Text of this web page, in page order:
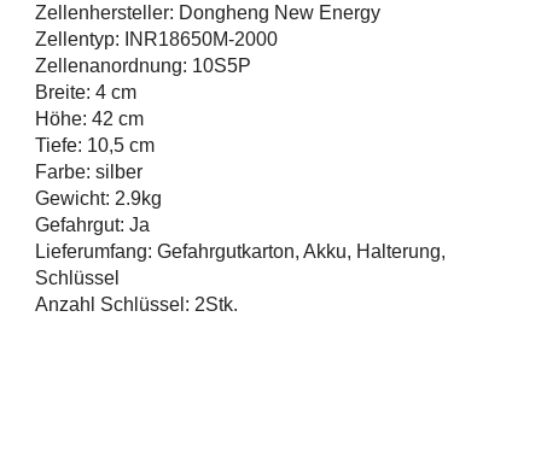
Zellenhersteller: Dongheng New Energy
Zellentyp: INR18650M-2000
Zellenanordnung: 10S5P
Breite: 4 cm
Höhe: 42 cm
Tiefe: 10,5 cm
Farbe: silber
Gewicht: 2.9kg
Gefahrgut: Ja
Lieferumfang: Gefahrgutkarton, Akku, Halterung,
Schlüssel
Anzahl Schlüssel: 2Stk.